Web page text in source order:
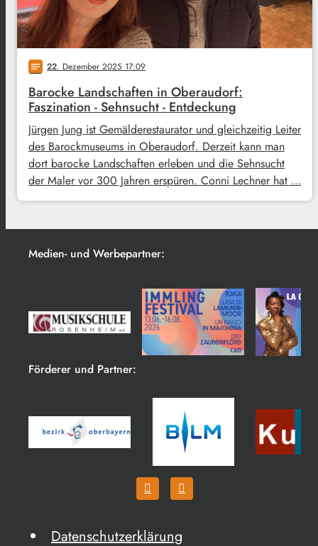
notes 22. Dezember 2025 17:09
Barocke Landschaften in Oberaudorf:
Faszination - Sehnsucht - Entdeckung
Jürgen Jung ist Gemälderestaurator und gleichzeitig Leiter
des Barockmuseums in Oberaudorf. Derzeit kann man
dort barocke Landschaften erleben und die Sehnsucht
der Maler vor 300 Jahren erspüren. Conni Lechner hat …
Medien- und Werbepartner:
Förderer und Partner:
Datenschutzerklärung